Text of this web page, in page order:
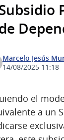
Marcelo Jesús
14/08/2025 11:18
el
a un